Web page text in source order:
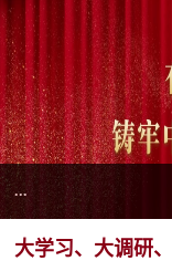
...
大学习、大调研